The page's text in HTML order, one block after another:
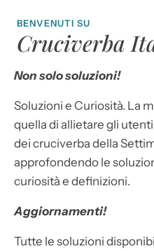
BENVENUTI SU
Cruciverba
Non solo soluzioni!
Soluzioni e Curiosità. La
quella di allietare gli
dei cruciverba della
approfondendo le
curiosità e definizioni.
Aggiornamenti!
Tutte le soluzioni